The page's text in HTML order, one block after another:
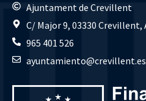
Ajuntament de Crevillent
C/ Major 9, 03330 Crevillent,
965 401 526
ayuntamiento@crevillent.es